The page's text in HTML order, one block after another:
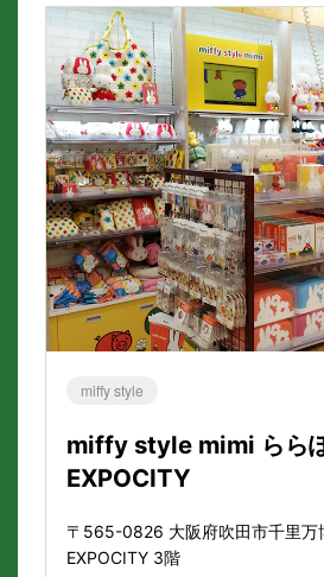
miffy style
miffy style mimi らら
EXPOCITY
〒565-0826 大阪府吹田市千里万
EXPOCITY 3階